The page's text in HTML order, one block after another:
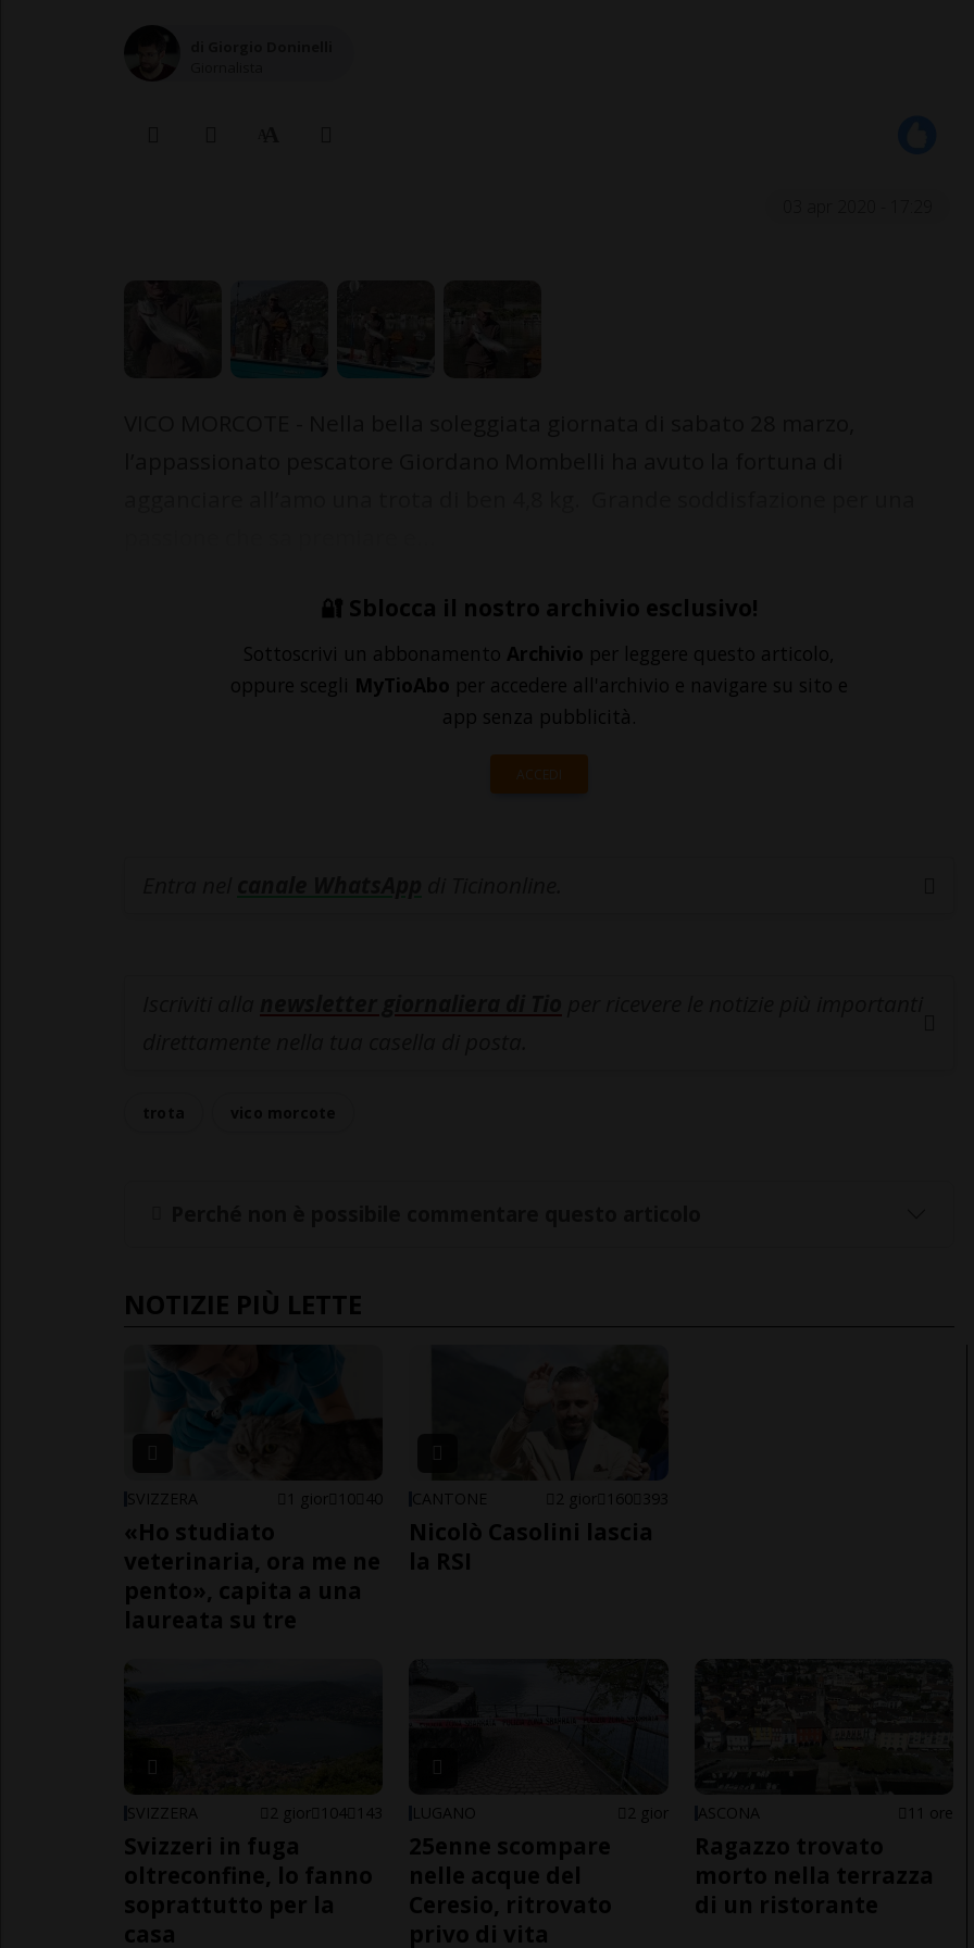
🔐 Sblocca il nostro archivio esclusivo!
Sottoscrivi un abbonamento Archivio per leggere questo articolo,
oppure scegli MyTioAbo per accedere all'archivio e navigare su sito e
app senza pubblicità.
ACCEDI
NOTIZIE PIÙ LETTE
SVIZZERA 1 gior 10 40
«Ho studiato
veterinaria, ora me ne
pento», capita a una
laureata su tre
CANTONE 2 gior 160 393
Nicolò Casolini lascia
la RSI
SVIZZERA 2 gior 104 143
Svizzeri in fuga
oltreconfine, lo fanno
soprattutto per la
casa
LUGANO 2 gior
25enne scompare
nelle acque del
Ceresio, ritrovato
privo di vita
ASCONA 11 ore
Ragazzo trovato
morto nella terrazza
di un ristorante